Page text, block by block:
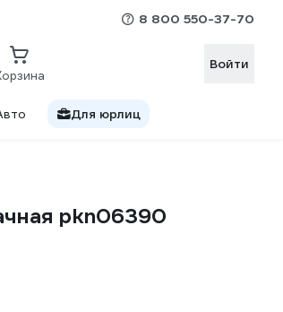
8 800 550-37-70
Войти
Для юрлиц
pkn06390